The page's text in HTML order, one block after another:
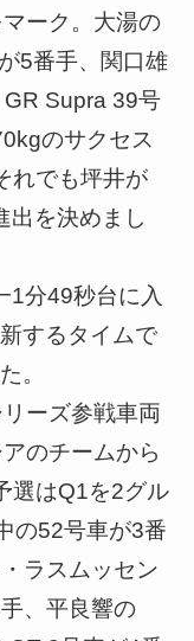
ーク。大湯の
5番手、関口雄
Supra 39号
のサクセス
れでも坪井が
出を決めまし
1分49秒台に入
するタイムで
。
ーズ参戦車両
のチームから
選はQ1を2グル
の52号車が3番
ラスムッセン
、平良響の